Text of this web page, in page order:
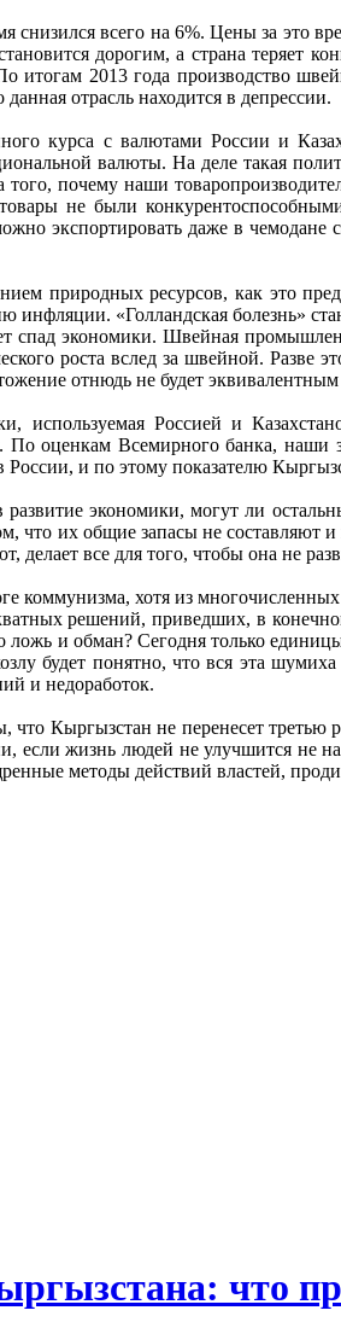
всего на 6%. Цены за это
дорогим, а страна теряет
итогам 2013 года производство
отрасль находится в депрессии.
курса с валютами России и
валюты. На деле такая
почему наши
не были
экспортировать даже в
природных ресурсов, как это
«Голландская болезнь»
спад экономики. Швейная
роста вслед за швейной. Разве
отнюдь не будет
используемая Россией и
оценкам Всемирного банка, наши
и по этому показателю
экономики, могут ли
что их общие запасы не
все для того, чтобы она не
коммунизма, хотя из
решений, приведших, в
ложь и обман? Сегодня только
будет понятно, что вся эта
и недоработок.
Кыргызстан не перенесет
жизнь людей не улучшится не
методы действий властей,
что